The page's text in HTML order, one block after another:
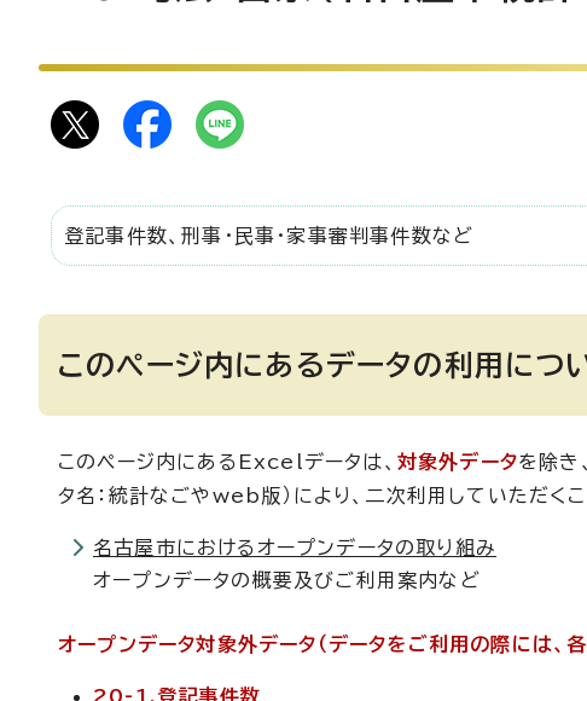
登記事件数、刑事・民事・家事審判事件数など
このページ内にあるデータの利用につ
このページ内にあるExcelデータは、 対象外データを除き
タ名：統計なごやweb版）により、二次利用していただく
名古屋市におけるオープンデータの取り組み
オープンデータの概要及びご利用案内など
オープンデータ対象外データ（データをご利用の際には、
20-1.登記事件数